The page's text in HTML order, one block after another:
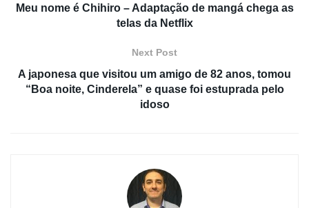
Meu nome é Chihiro – Adaptação de mangá chega as
telas da Netflix
Next Post
A japonesa que visitou um amigo de 82 anos, tomou
“Boa noite, Cinderela” e quase foi estuprada pelo
idoso